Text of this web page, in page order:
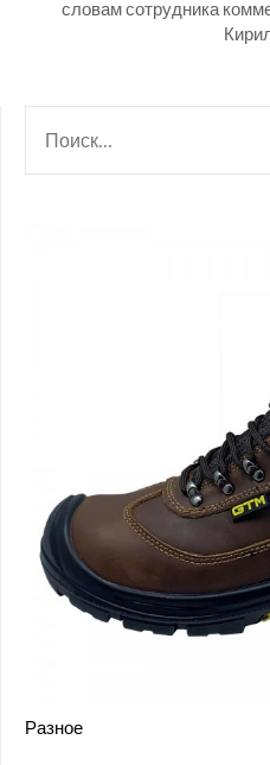
словам сотрудника
Разное